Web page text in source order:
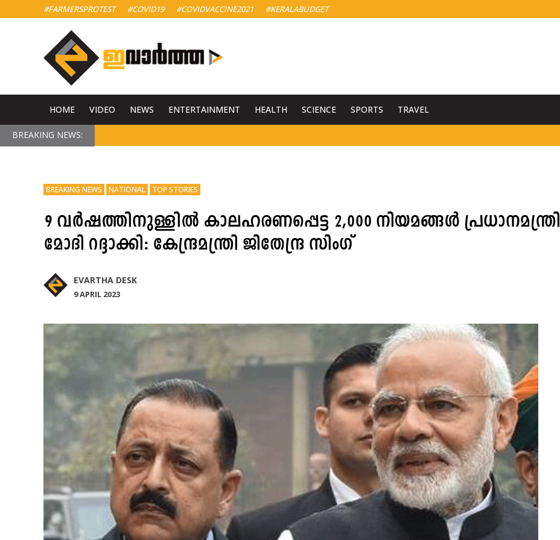
#FARMERSPROTEST #COVID19 #COVIDVACCINE2021 #KERALABUDGET
HOME VIDEO NEWS ENTERTAINMENT HEALTH SCIENCE SPORTS TRAVEL
BREAKING NEWS:
BREAKING NEWS NATIONAL TOP STORIES
9 വർഷത്തിനുള്ളിൽ കാലഹരണപ്പെട്ട 2,000 നിയമങ്ങൾ പ്രധാനമന്ത്രി
മോദി റദ്ദാക്കി: കേന്ദ്രമന്ത്രി ജിതേന്ദ്ര സിംഗ്
EVARTHA DESK
9 APRIL 2023